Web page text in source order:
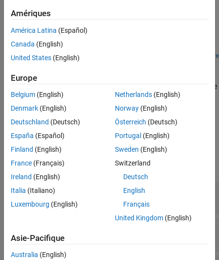
See Also
unmap(targetObj,featureObj)
Description
unmap(targetObj,hardwareObject Hardware
unmap( , , )unmaps a feature
object from the specified
Hardwareobject for theTarget
unmap( targetObj featureObj unmaps a feature object from the
object.
Input Arguments
expand all
targetObj
Target object
object
object
Amériques
América Latina (Español)
Canada (English)
United States (English)
Europe
Belgium (English)
Denmark (English)
Deutschland (Deutsch)
España (Español)
Finland (English)
France (Français)
Ireland (English)
Italia (Italiano)
Luxembourg (English)
Netherlands(English)
Norway(English)
Österreich (Deutsch)
Portugal (English)
Sweden (English)
Switzerland
Deutsch
English
Français
United Kingdom(English)
Asie-Pacifique
Australia (English)